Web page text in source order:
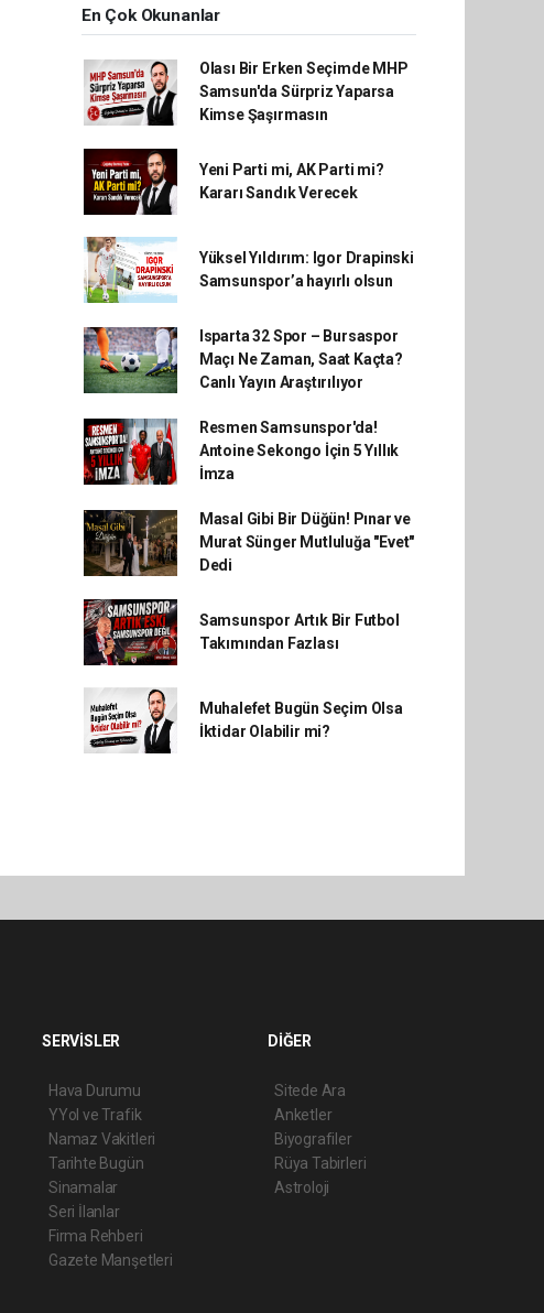
En Çok Okunanlar
Olası Bir Erken Seçimde MHP
Samsun'da Sürpriz Yaparsa
Kimse Şaşırmasın
Yeni Parti mi, AK Parti mi?
Kararı Sandık Verecek
Yüksel Yıldırım: Igor Drapinski
Samsunspor’a hayırlı olsun
Isparta 32 Spor – Bursaspor
Maçı Ne Zaman, Saat Kaçta?
Canlı Yayın Araştırılıyor
Resmen Samsunspor'da!
Antoine Sekongo İçin 5 Yıllık
İmza
Masal Gibi Bir Düğün! Pınar ve
Murat Sünger Mutluluğa "Evet"
Dedi
Samsunspor Artık Bir Futbol
Takımından Fazlası
Muhalefet Bugün Seçim Olsa
İktidar Olabilir mi?
SERVİSLER
Hava Durumu
YYol ve Trafik
Namaz Vakitleri
Tarihte Bugün
Sinamalar
Seri İlanlar
Firma Rehberi
Gazete Manşetleri
DİĞER
Sitede Ara
Anketler
Biyografiler
Rüya Tabirleri
Astroloji